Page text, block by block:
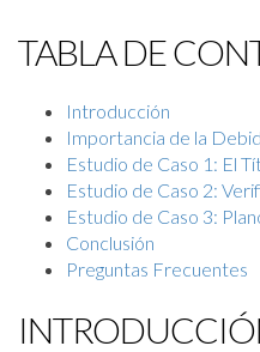
TABLA DE
Introducción
Importancia de la
Estudio de Caso 1: El
Estudio de Caso 2:
Estudio de Caso 3:
Conclusión
Preguntas Frecuentes